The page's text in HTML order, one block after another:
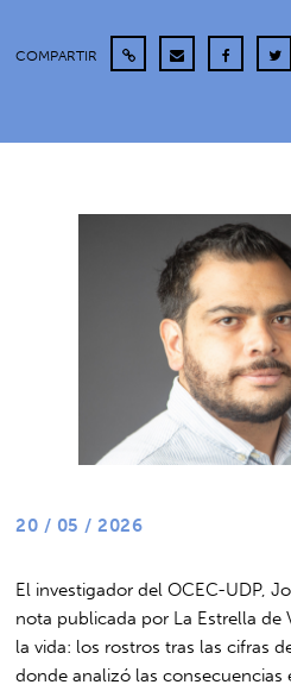
COMPARTIR
20 / 05 / 2026
El investigador del OCEC-UDP,
nota publicada por La Estrella de
la vida: los rostros tras las cifras
donde analizó las consecuencias